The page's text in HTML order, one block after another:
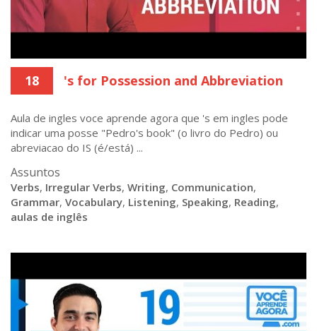
18 's for Possession and Abbreviation
Aula de ingles voce aprende agora que 's em ingles pode
indicar uma posse "Pedro's book" (o livro do Pedro) ou
abreviacao do IS (é/está) ...
Assuntos
Verbs, Irregular Verbs, Writing, Communication,
Grammar, Vocabulary, Listening, Speaking, Reading,
aulas de inglês